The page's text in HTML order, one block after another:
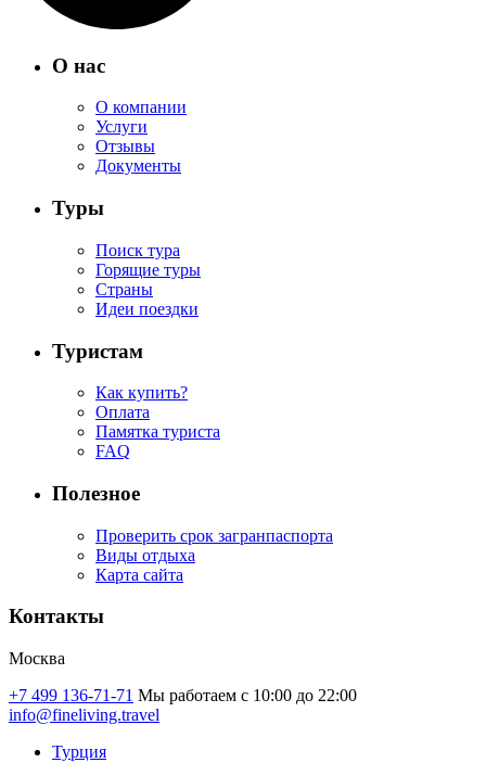
О нас
О компании
Услуги
Отзывы
Документы
Туры
Поиск тура
Горящие туры
Страны
Идеи поездки
Туристам
Как купить?
Оплата
Памятка туриста
FAQ
Полезное
Проверить срок загранпаспорта
Виды отдыха
Карта сайта
Контакты
Москва
+7 499 136-71-71 Мы работаем с 10:00 до 22:00
info@fineliving.travel
Турция